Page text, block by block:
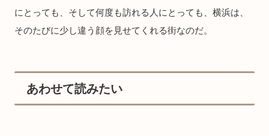
にとっても、そして何度も訪れる人にとっても、横浜は、
そのたびに少し違う顔を見せてくれる街なのだ。
あわせて読みたい